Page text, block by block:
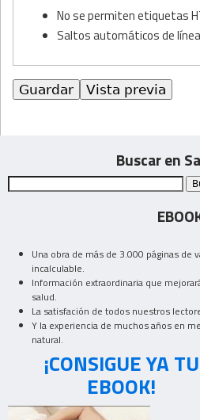
No se permiten etiquetas
Saltos automáticos de
Buscar en
Una obra de más de 3.000 páginas de
incalculable.
Información extraordinaria que
salud.
La satisfación de todos nuestros
Y la experiencia de muchos años en
natural.
¡CONSIGUE YA TU
EBOOK!